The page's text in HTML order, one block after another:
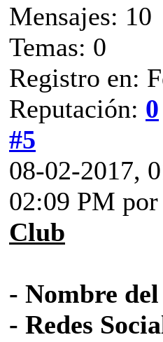
Mensajes: 10
Temas: 0
Registro en:
Reputación: 0
#5
08-02-2017,
02:09 PM por
Club
- Nombre
- Redes